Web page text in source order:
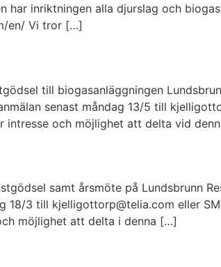
har inriktningen alla djurslag och
en/ Vi tror […]
till biogasanläggningen
senast måndag 13/5 till
intresse och möjlighet att delta vid
samt årsmöte på Lundsbrunn
18/3 till kjelligottorp@telia.com eller
möjlighet att delta i denna […]